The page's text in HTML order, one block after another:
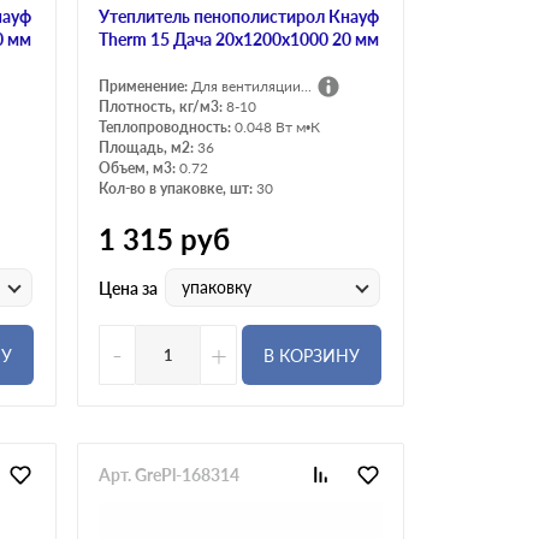
мм
Утеплитель пенополистирол Кнауф
Therm 15 Дача 20х1200х1000 20 мм
Применение: Для вентиляции...
Плотность, кг/м3: 8-10
Теплопроводность: 0.048 Вт м•К
Площадь, м2: 36
Объем, м3: 0.72
Кол-во в упаковке, шт: 30
1 315 руб
Цена за упаковку
- + В КОРЗИНУ
Арт. GrePl-168314